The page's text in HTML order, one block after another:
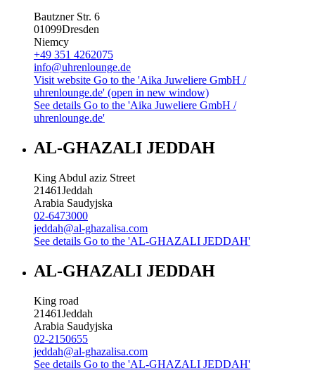
Bautzner Str. 6
01099Dresden
Niemcy
+49 351 4262075
info@uhrenlounge.de
Visit website Go to the 'Aika Juweliere GmbH /
uhrenlounge.de' (open in new window)
See details Go to the 'Aika Juweliere GmbH /
uhrenlounge.de'
AL-GHAZALI JEDDAH
King Abdul aziz Street
21461Jeddah
Arabia Saudyjska
02-6473000
jeddah@al-ghazalisa.com
See details Go to the 'AL-GHAZALI JEDDAH'
AL-GHAZALI JEDDAH
King road
21461Jeddah
Arabia Saudyjska
02-2150655
jeddah@al-ghazalisa.com
See details Go to the 'AL-GHAZALI JEDDAH'